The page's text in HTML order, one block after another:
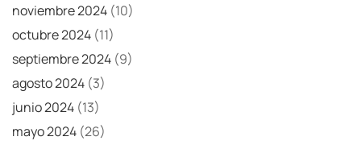
noviembre 2024 (10)
octubre 2024 (11)
septiembre 2024 (9)
agosto 2024 (3)
junio 2024 (13)
mayo 2024 (26)